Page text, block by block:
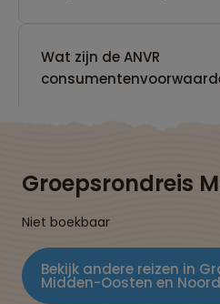
Wat zijn de ANVR
Groepsrondreis
Niet boekbaar
Bekijk andere reizen in
Midden-Oosten en